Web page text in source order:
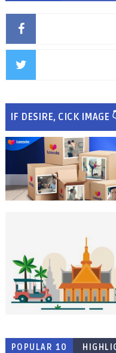
IF DESIRE, CICK IMAGE
POPULAR 10